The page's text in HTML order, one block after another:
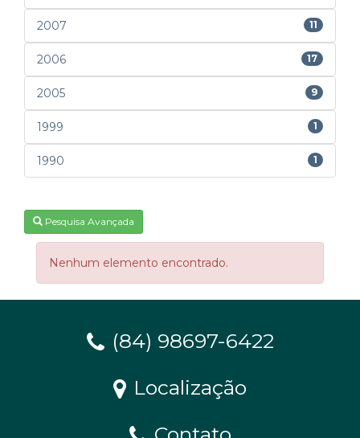
2007 11
2006 17
2005 9
1999 1
1990 1
Pesquisa Avançada
Nenhum elemento encontrado.
(84) 98697-6422
Localização